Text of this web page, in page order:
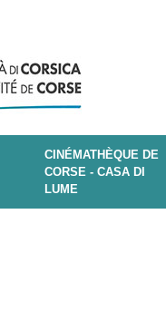
CINÉMATHÈQUE DE
CORSE - CASA DI
LUME